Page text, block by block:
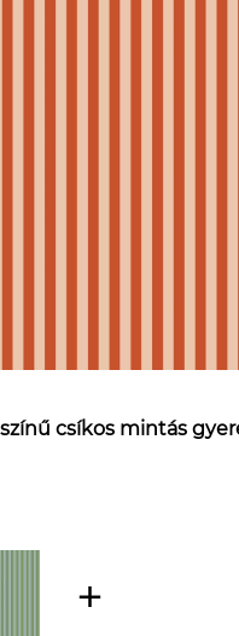
csíkos mintás